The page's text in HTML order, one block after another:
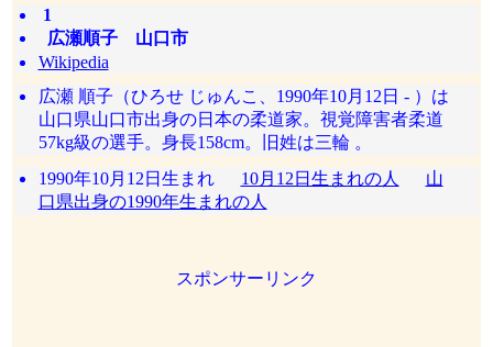
1
広瀬順子 山口市
Wikipedia
広瀬 順子（ひろせ じゅんこ、1990年10月12日 - ）は
山口県山口市出身の日本の柔道家。視覚障害者柔道
57kg級の選手。身長158cm。旧姓は三輪 。
1990年10月12日生まれ 10月12日生まれの人
山
口県出身の1990年生まれの人
スポンサーリンク